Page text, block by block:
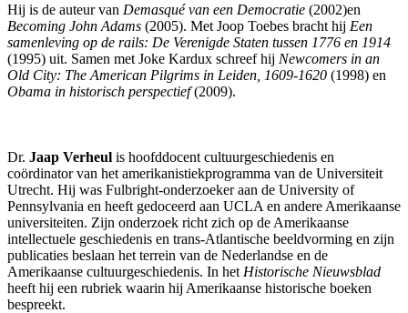
Hij is de auteur van Demasqué van een Democratie (2002)en
Becoming John Adams (2005). Met Joop Toebes bracht hij Een
samenleving op de rails: De Verenigde Staten tussen 1776 en 1914
(1995) uit. Samen met Joke Kardux schreef hij Newcomers in an
Old City: The American Pilgrims in Leiden, 1609-1620 (1998) en
Obama in historisch perspectief(2009).
Dr. Jaap Verheul is hoofddocent cultuurgeschiedenis en
coördinator van het amerikanistiekprogramma van de Universiteit
Utrecht. Hij was Fulbright-onderzoeker aan de University of
Pennsylvania en heeft gedoceerd aan UCLA en andere Amerikaanse
universiteiten. Zijn onderzoek richt zich op de Amerikaanse
intellectuele geschiedenis en trans-Atlantische beeldvorming en zijn
publicaties beslaan het terrein van de Nederlandse en de
Amerikaanse cultuurgeschiedenis. In het Historische Nieuwsblad
heeft hij een rubriek waarin hij Amerikaanse historische boeken
bespreekt.